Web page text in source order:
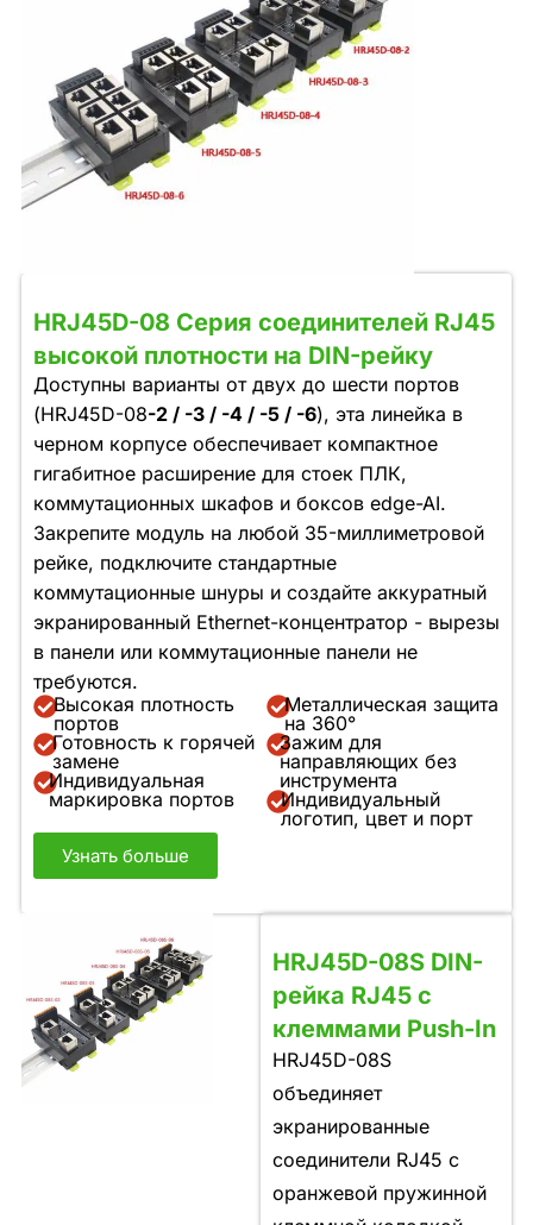
HRJ45D-08 Серия соединителей RJ45
высокой плотности на DIN-рейку
Доступны варианты от двух до шести портов
(HRJ45D-08-2 / -3 / -4 / -5 / -6), эта линейка в
черном корпусе обеспечивает компактное
гигабитное расширение для стоек ПЛК,
коммутационных шкафов и боксов edge-AI.
Закрепите модуль на любой 35-миллиметровой
рейке, подключите стандартные
коммутационные шнуры и создайте аккуратный
экранированный Ethernet-концентратор - вырезы
в панели или коммутационные панели не
требуются.
Высокая плотность
портов
Готовность к горячей
замене
Индивидуальная
маркировка портов
Металлическая защита
на 360°
Зажим для
направляющих без
инструмента
Индивидуальный
логотип, цвет и порт
Узнать больше
HRJ45D-08S DIN-
рейка RJ45 с
клеммами Push-In
HRJ45D-08S
объединяет
экранированные
соединители RJ45 с
оранжевой пружинной